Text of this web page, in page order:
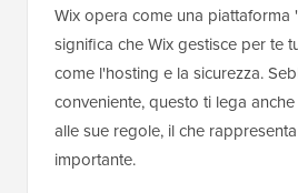
Wix opera come una piattaforma
significa che Wix gestisce per te
come l'hosting e la sicurezza.
conveniente, questo ti lega
alle sue regole, il che
importante.